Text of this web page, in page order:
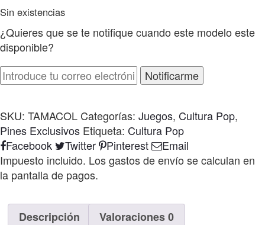
Sin existencias
¿Quieres que se te notifique cuando este modelo este
disponible?
Notificarme
SKU: TAMACOL Categorías: Juegos, Cultura Pop,
Pines Exclusivos Etiqueta: Cultura Pop
Compartir
Facebook Twitter Pinterest
Email
Impuesto incluido. Los gastos de envío se calculan en
la pantalla de pagos.
Descripción Valoraciones0